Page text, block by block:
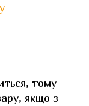
тому
якщо з